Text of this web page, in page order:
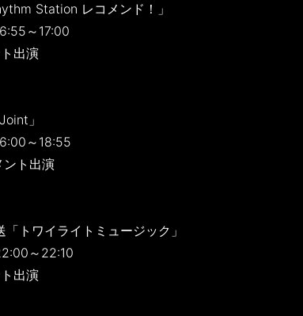
Station レコメンド！」
～17:00
出演
」
～18:55
ント出演
「トワイライトミュージック」
～22:10
出演